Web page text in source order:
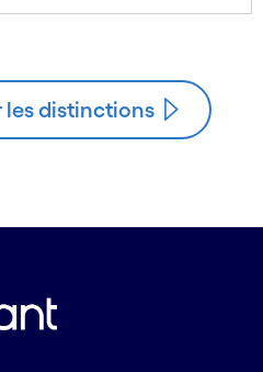
les distinctions